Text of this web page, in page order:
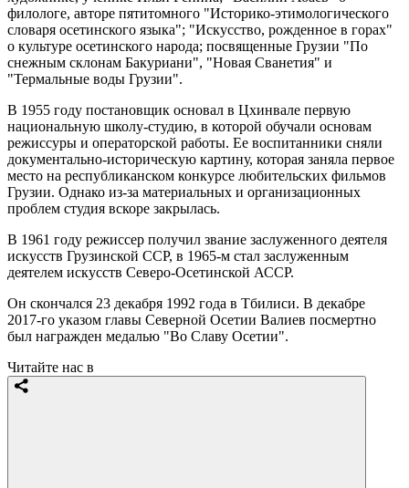
филологе, авторе пятитомного "Историко-этимологического
словаря осетинского языка"; "Искусство, рожденное в горах"
о культуре осетинского народа; посвященные Грузии "По
снежным склонам Бакуриани", "Новая Сванетия" и
"Термальные воды Грузии".
В 1955 году постановщик основал в Цхинвале первую
национальную школу-студию, в которой обучали основам
режиссуры и операторской работы. Ее воспитанники сняли
документально-историческую картину, которая заняла первое
место на республиканском конкурсе любительских фильмов
Грузии. Однако из-за материальных и организационных
проблем студия вскоре закрылась.
В 1961 году режиссер получил звание заслуженного деятеля
искусств Грузинской ССР, в 1965-м стал заслуженным
деятелем искусств Северо-Осетинской АССР.
Он скончался 23 декабря 1992 года в Тбилиси. В декабре
2017-го указом главы Северной Осетии Валиев посмертно
был награжден медалью "Во Славу Осетии".
Читайте нас в